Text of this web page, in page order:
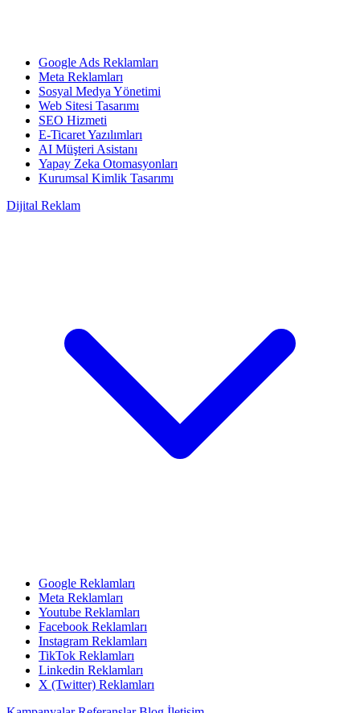
Google Ads Reklamları
Meta Reklamları
Sosyal Medya Yönetimi
Web Sitesi Tasarımı
SEO Hizmeti
E-Ticaret Yazılımları
AI Müşteri Asistanı
Yapay Zeka Otomasyonları
Kurumsal Kimlik Tasarımı
Dijital Reklam
Google Reklamları
Meta Reklamları
Youtube Reklamları
Facebook Reklamları
Instagram Reklamları
TikTok Reklamları
Linkedin Reklamları
X (Twitter) Reklamları